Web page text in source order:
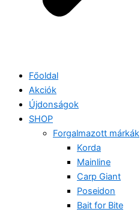
Főoldal
Akciók
Újdonságok
SHOP
Forgalmazott márkák
Korda
Mainline
Carp Giant
Poseidon
Bait for Bite